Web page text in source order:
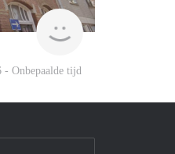
GrunoVerhuur
- Onbepaalde tijd